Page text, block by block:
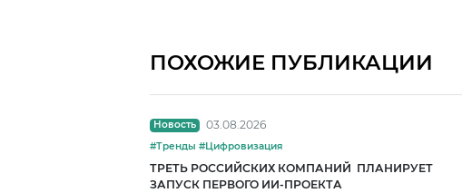
повышения эффективности складских
ПОХОЖИЕ ПУБЛИКАЦИИ
Новость 03.08.2026
#Тренды #Цифровизация
ТРЕТЬ РОССИЙСКИХ КОМПАНИЙ ПЛАНИРУЕТ
ЗАПУСК ПЕРВОГО ИИ-ПРОЕКТА